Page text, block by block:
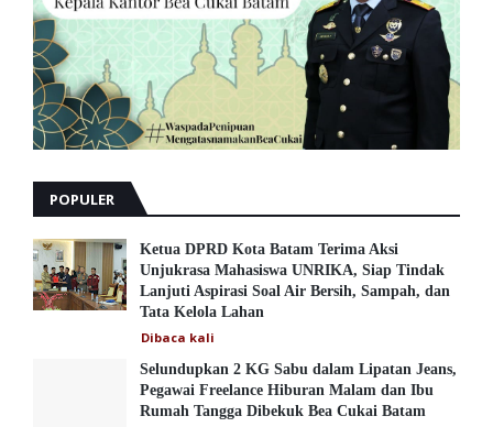
POPULER
Ketua DPRD Kota Batam Terima Aksi
Unjukrasa Mahasiswa UNRIKA, Siap Tindak
Lanjuti Aspirasi Soal Air Bersih, Sampah, dan
Tata Kelola Lahan
Dibaca kali
Selundupkan 2 KG Sabu dalam Lipatan Jeans,
Pegawai Freelance Hiburan Malam dan Ibu
Rumah Tangga Dibekuk Bea Cukai Batam